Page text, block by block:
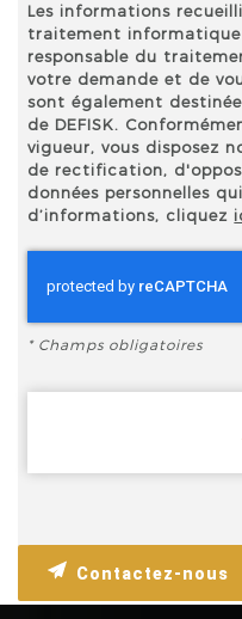
Les informations
traitement informatique
responsable du
votre demande et de
sont également
de DEFISK.
vigueur, vous disposez
de rectification,
données personnelles
d’informations, cliquez
* Champs obligatoires
Contactez-nous